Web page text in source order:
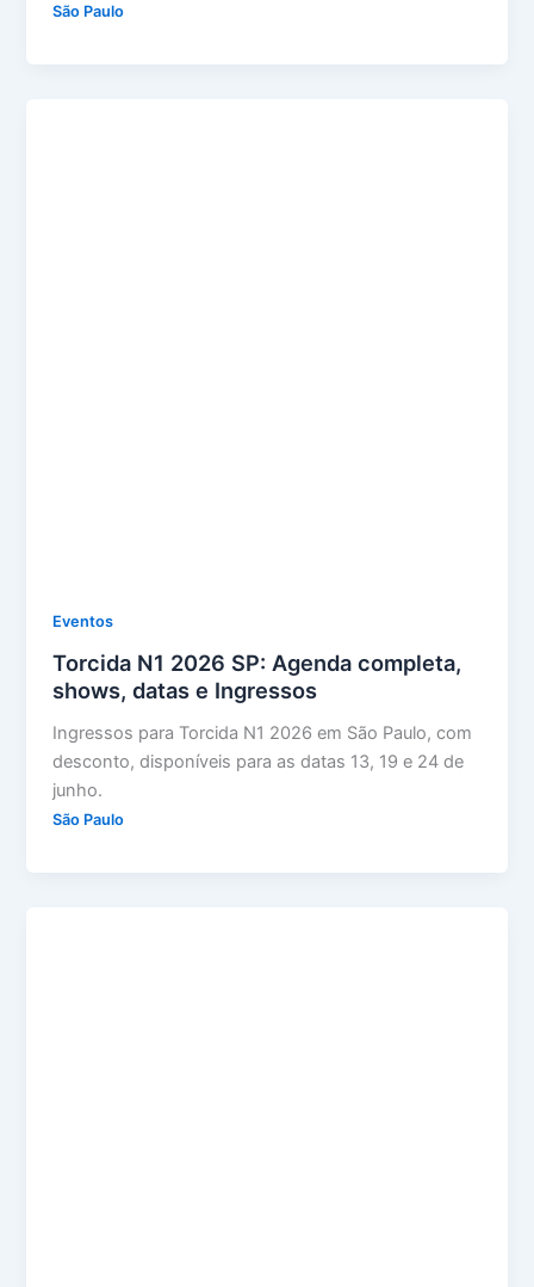
São Paulo
Eventos
Torcida N1 2026 SP: Agenda completa,
shows, datas e Ingressos
Ingressos para Torcida N1 2026 em São Paulo, com
desconto, disponíveis para as datas 13, 19 e 24 de
junho.
São Paulo